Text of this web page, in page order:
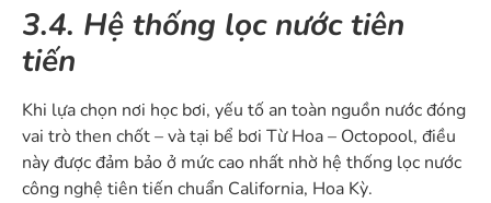
3.4. Hệ thống lọc nước tiên
tiến
Khi lựa chọn nơi học bơi, yếu tố an toàn nguồn nước đóng
vai trò then chốt – và tại bể bơi Từ Hoa – Octopool, điều
này được đảm bảo ở mức cao nhất nhờ hệ thống lọc nước
công nghệ tiên tiến chuẩn California, Hoa Kỳ.